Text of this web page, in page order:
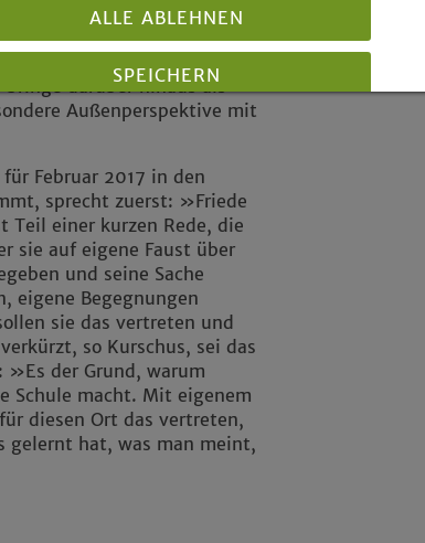
– sondern schon seit
würdigte von Moritz mit
Amt.« Denn Bollwahn sei
bringe darüber hinaus als
Außenperspektive mit
Februar 2017 in den
sprecht zuerst: »Friede
Teil einer kurzen Rede, die
sie auf eigene Faust über
und seine Sache
eigene Begegnungen
sie das vertreten und
so Kurschus, sei das
»Es der Grund, warum
Schule macht. Mit eigenem
diesen Ort das vertreten,
gelernt hat, was man meint,
ALLE ABLEHNEN
SPEICHERN
Impressum Datenschutz